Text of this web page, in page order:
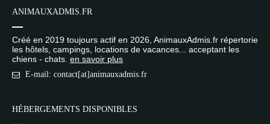
ANIMAUXADMIS.FR
Créé en 2019 toujours actif en 2026, AnimauxAdmis.fr répertorie
les hôtels, campings, locations de vacances... acceptant les
chiens - chats. en savoir plus
E-mail: contact[at]animauxadmis.fr
HÉBERGEMENTS DISPONIBLES